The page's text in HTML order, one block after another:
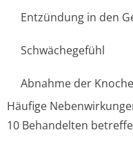
Entzündung in den
Schwächegefühl
Abnahme der
Häufige
10 Behandelten